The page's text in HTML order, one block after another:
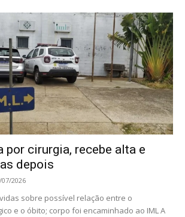
por cirurgia, recebe alta e
depois
07/2026
sobre possível relação entre o
e o óbito; corpo foi encaminhado ao IML A